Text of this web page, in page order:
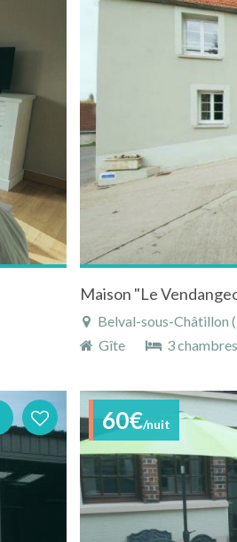
Belval-sous-Châtillon
Gîte
3 chambres
60€/nuit